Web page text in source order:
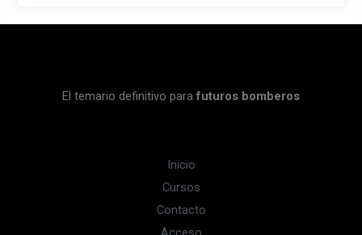
El temario definitivo para futuros bomberos
Inicio
Cursos
Contacto